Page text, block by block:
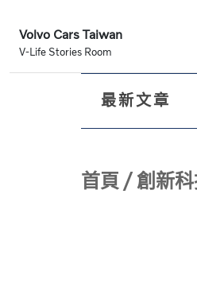
Volvo Cars Taiwan
V-Life Stories Room
最新文章
首頁 / 創新